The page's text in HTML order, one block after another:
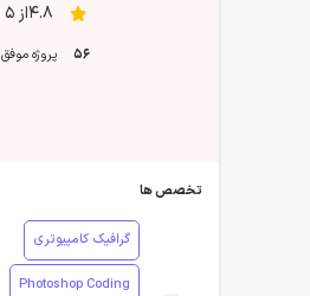
4.8از 5
56 پروژه موفق
تخصص ها
گرافیک کامپیوتری
Photoshop Coding